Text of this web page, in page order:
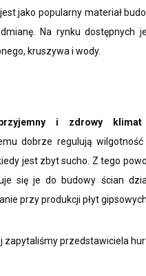
jako popularny materiał
Na rynku dostępnych
kruszywa i wody.
i zdrowy klimat
dobrze regulują
jest zbyt sucho. Z tego
się je do budowy ścian
przy produkcji płyt
zapytaliśmy przedstawiciela